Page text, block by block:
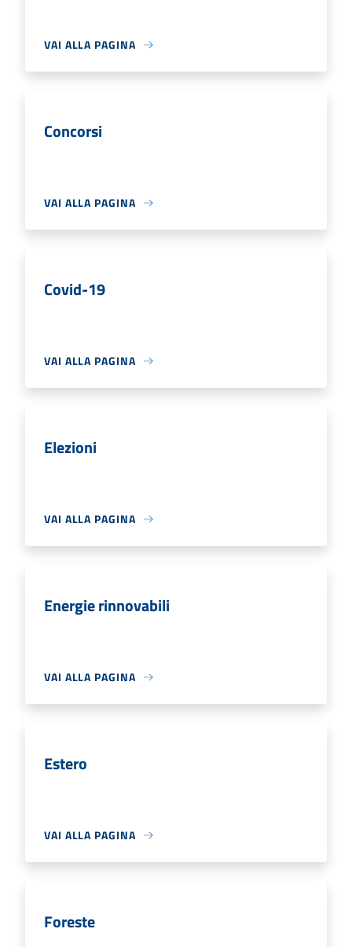
VAI ALLA PAGINA
Concorsi
VAI ALLA PAGINA
Covid-19
VAI ALLA PAGINA
Elezioni
VAI ALLA PAGINA
Energie rinnovabili
VAI ALLA PAGINA
Estero
VAI ALLA PAGINA
Foreste